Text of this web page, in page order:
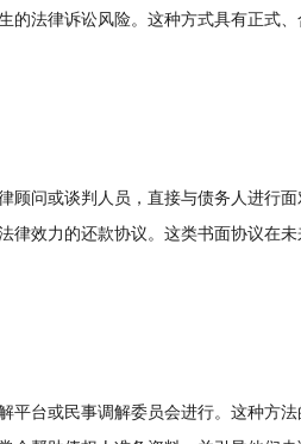
的法律诉讼风险。这种方式具有正式
问或谈判人员，直接与债务人进行面
律效力的还款协议。这类书面协议在
台或民事调解委员会进行。这种方法